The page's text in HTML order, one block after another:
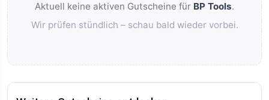
Aktuell keine aktiven Gutscheine für BP Tools.
Wir prüfen stündlich – schau bald wieder vorbei.